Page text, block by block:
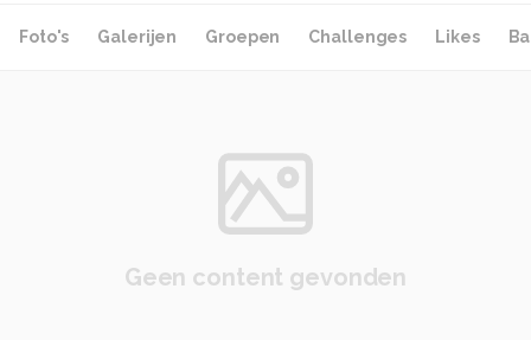
Foto's Galerijen Groepen Challenges Likes
Geen content gevonden